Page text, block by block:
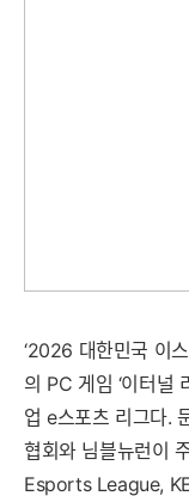
‘2026 대한민국 이
의 PC 게임 ‘이터널
업 e스포츠 리그다.
협회와 님블뉴런이
Esports League,